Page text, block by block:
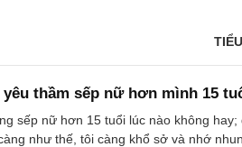
thầm sếp nữ hơn mình 15
sếp nữ hơn 15 tuổi lúc nào không hay;
như thế, tôi càng khổ sở và nhớ